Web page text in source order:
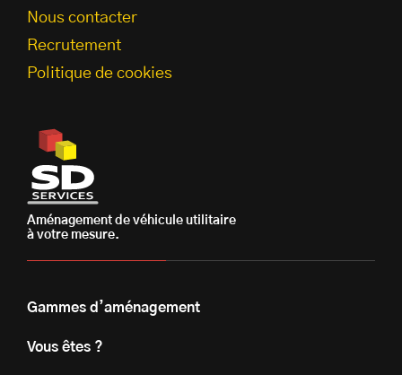
Nous contacter
Recrutement
Politique de cookies
Aménagement de véhicule utilitaire
à votre mesure.
Gammes d’aménagement
Vous êtes ?